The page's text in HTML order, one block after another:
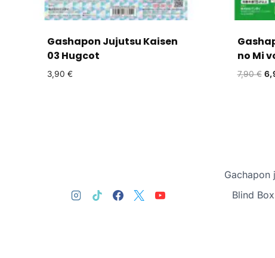
Gashapon Jujutsu Kaisen
03 Hugcot
3,90 €
no Mi
7,90€
Gachapon
Blind